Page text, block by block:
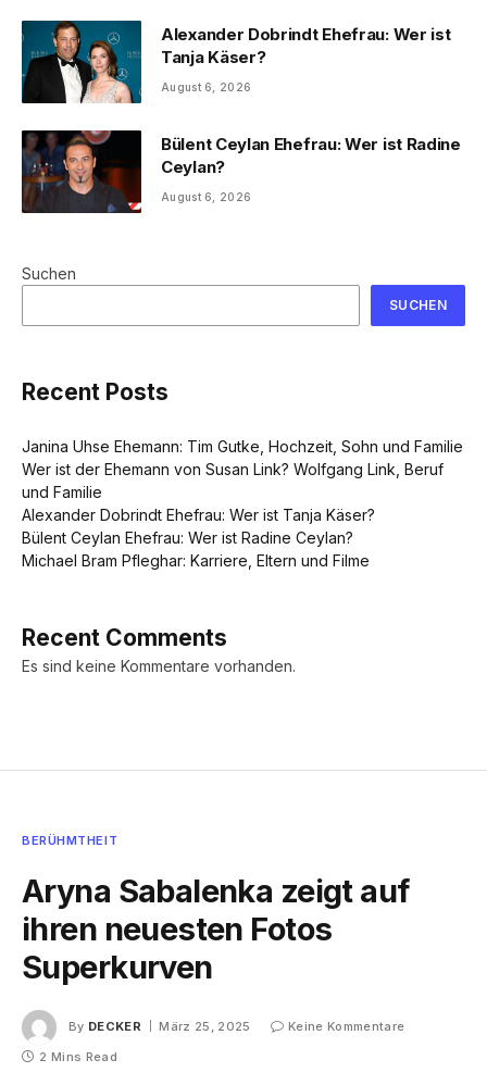
Alexander Dobrindt Ehefrau: Wer ist
Tanja Käser?
August 6, 2026
Bülent Ceylan Ehefrau: Wer ist Radine
Ceylan?
August 6, 2026
Suchen
SUCHEN
Recent Posts
Janina Uhse Ehemann: Tim Gutke, Hochzeit, Sohn und Familie
Wer ist der Ehemann von Susan Link? Wolfgang Link, Beruf
und Familie
Alexander Dobrindt Ehefrau: Wer ist Tanja Käser?
Bülent Ceylan Ehefrau: Wer ist Radine Ceylan?
Michael Bram Pfleghar: Karriere, Eltern und Filme
Recent Comments
Es sind keine Kommentare vorhanden.
BERÜHMTHEIT
Aryna Sabalenka zeigt auf
ihren neuesten Fotos
Superkurven
By DECKER März 25, 2025
Keine Kommentare
2 Mins Read